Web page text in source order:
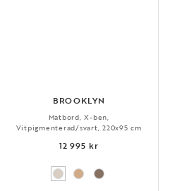
BROOKLYN
Matbord, X-ben,
Vitpigmenterad/svart, 220x95 cm
12 995 kr